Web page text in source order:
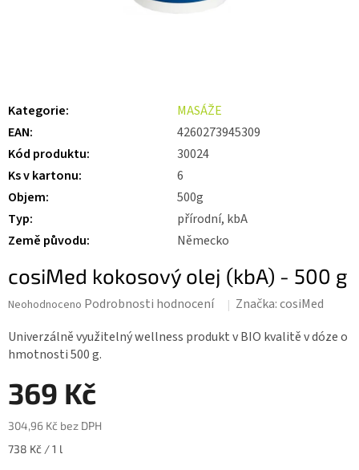
Kategorie:
MASÁŽE
EAN:
4260273945309
Kód produktu:
30024
Ks v kartonu:
6
Objem:
500g
Typ:
přírodní, kbA
Země původu: Německo
cosiMed kokosový olej (kbA) - 500 g
Průměrné
produktu
je
0,0
hvězdiček.
Neohodnoceno Podrobnosti hodnocení Značka:cosiMed
Univerzálně využitelný wellness produkt v BIO kvalitě v dóze o
hmotnosti 500 g.
369 Kč
304,96 Kč bez DPH
Měrná
738 Kč / 1 l